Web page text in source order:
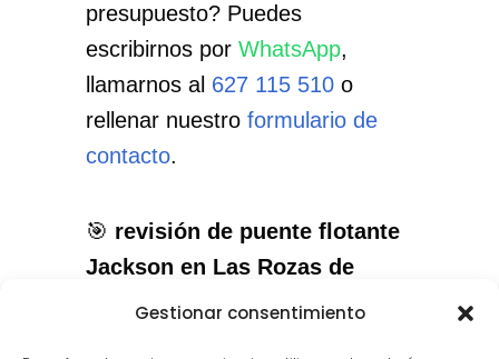
Gestionar consentimiento
presupuesto? Puedes
escribirnos por WhatsApp,
llamarnos al 627 115 510o
rellenar nuestro formulario de
contacto.
🎯 revisión de puente flotante
Jackson en Las Rozas de
Madrid
: el servicio que